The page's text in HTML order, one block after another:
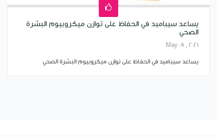
يساعد سيباميد في الحفاظ على توازن ميكروبيوم البشرة
الصحي
May 09 , 2021
يساعد سيباميد في الحفاظ على توازن ميكروبيوم البشرة الصحي